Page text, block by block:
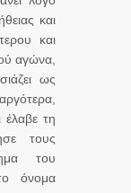
και
και
αγώνα,
ως
έλαβε τη
τους
του
όνομα